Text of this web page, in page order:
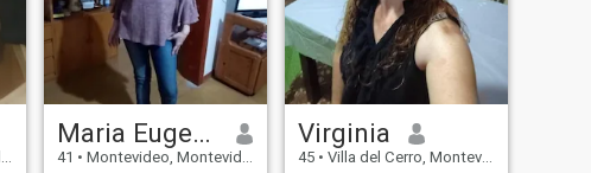
Maria Eugenia
41 • Montevideo, Montevideo, Uruguay
Virginia
45 • Villa del Cerro, Montevideo, Uruguay